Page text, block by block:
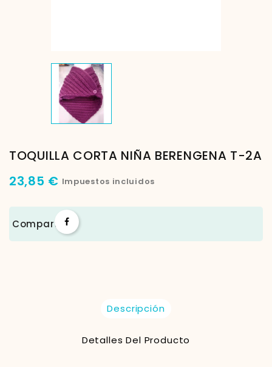
TOQUILLA CORTA NIÑA BERENGENA T-2A
23,85 € Impuestos incluidos
Compartir
Descripción
Detalles Del Producto